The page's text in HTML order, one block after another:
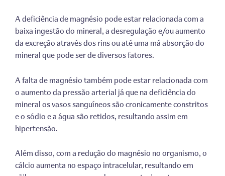
A deficiência de magnésio pode estar relacionada com a
baixa ingestão do mineral, a desregulação e/ou aumento
da excreção através dos rins ou até uma má absorção do
mineral que pode ser de diversos fatores.
A falta de magnésio também pode estar relacionada com
o aumento da pressão arterial já que na deficiência do
mineral os vasos sanguíneos são cronicamente constritos
e o sódio e a água são retidos, resultando assim em
hipertensão.
Além disso, com a redução do magnésio no organismo, o
cálcio aumenta no espaço intracelular, resultando em